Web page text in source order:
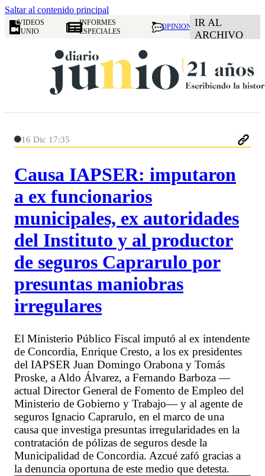
Saltar al contenido principal
VIDEOS
JUNIO
INFORMES
ESPECIALES
OPINION IR AL
ARCHIVO
16 Dic 17:35
Causa IAPSER: imputaron
a ex funcionarios
municipales, ex autoridades
del Instituto y al productor
de seguros Caprarulo por
presuntas maniobras
irregulares
El Ministerio Público Fiscal imputó al ex intendente
de Concordia, Enrique Cresto, a los ex presidentes
del IAPSER Juan Domingo Orabona y Tomás
Proske, a Aldo Álvarez, a Fernando Barboza —
actual Director General de Fomento de Empleo del
Ministerio de Gobierno y Trabajo— y al agente de
seguros Ignacio Caprarulo, en el marco de una
causa que investiga presuntas irregularidades en la
contratación de pólizas de seguros desde la
Municipalidad de Concordia. Azcué zafó gracias a
la denuncia oportuna de este medio que detesta.